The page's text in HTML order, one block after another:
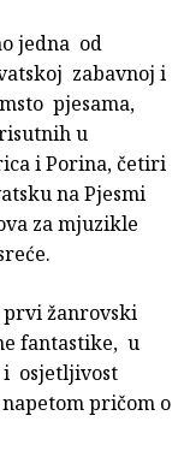
jedna od
zabavnoj i
pjesama,
u
i Porina, četiri
na Pjesmi
za mjuzikle
prvi žanrovski
fantastike, u
i osjetljivost
pričom o